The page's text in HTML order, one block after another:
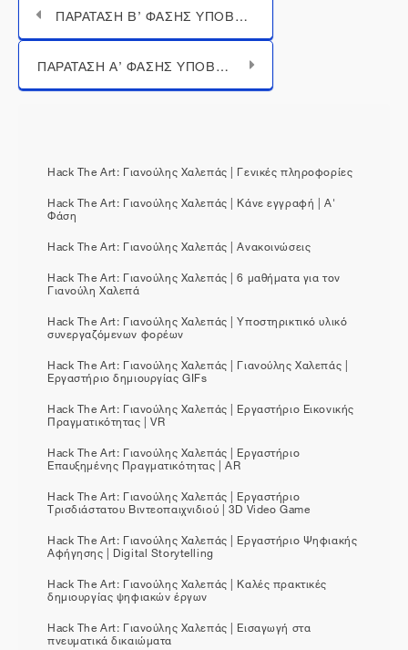
ΠΑΡΑΤΑΣΗ B’ ΦΑΣΗΣ ΥΠΟΒΟΛΗΣ ΨΗΦΙΑΚΩΝ ΕΡΓΩΝ ΤΟΥ ΔΙΑΓΩΝΙΣΜΟΥ HACK THE ART: Γιανούλης Χαλεπάς
Μεταπήδηση σε...
ΠΑΡΑΤΑΣΗ Α’ ΦΑΣΗΣ ΥΠΟΒΟΛΗΣ ΨΗΦΙΑΚΩΝ ΠΡΟΤΑΣΕΩΝ ΤΟΥ ΔΙΑΓΩΝΙΣΜΟΥ HACK THE ART: Γιανούλης Χαλεπάς
Hack The Art: Γιανούλης Χαλεπάς | Γενικές πληροφορίες
Hack The Art: Γιανούλης Χαλεπάς | Κάνε εγγραφή | Α'
Φάση
Hack The Art: Γιανούλης Χαλεπάς | Ανακοινώσεις
Hack The Art: Γιανούλης Χαλεπάς | 6 μαθήματα για τον
Γιανούλη Χαλεπά
Hack The Art: Γιανούλης Χαλεπάς | Υποστηρικτικό υλικό
συνεργαζόμενων φορέων
Hack The Art: Γιανούλης Χαλεπάς | Γιανούλης Χαλεπάς |
Εργαστήριο δημιουργίας GIFs
Hack The Art: Γιανούλης Χαλεπάς | Εργαστήριο Εικονικής
Πραγματικότητας | VR
Hack The Art: Γιανούλης Χαλεπάς | Εργαστήριο
Επαυξημένης Πραγματικότητας | AR
Hack The Art: Γιανούλης Χαλεπάς | Εργαστήριο
Τρισδιάστατου Βιντεοπαιχνιδιού | 3D Video Game
Hack The Art: Γιανούλης Χαλεπάς | Εργαστήριο Ψηφιακής
Αφήγησης | Digital Storytelling
Hack The Art: Γιανούλης Χαλεπάς | Καλές πρακτικές
δημιουργίας ψηφιακών έργων
Hack The Art: Γιανούλης Χαλεπάς | Εισαγωγή στα
πνευματικά δικαιώματα